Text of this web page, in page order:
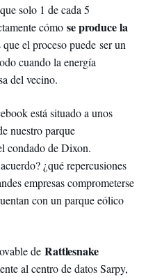
solo 1 de cada 5
cómo se produce la
el proceso puede ser un
cuando la energía
del vecino.
está situado a unos
nuestro parque
condado de Dixon.
¿qué repercusiones
empresas comprometerse
con un parque eólico
de Rattlesnake
al centro de datos Sarpy,